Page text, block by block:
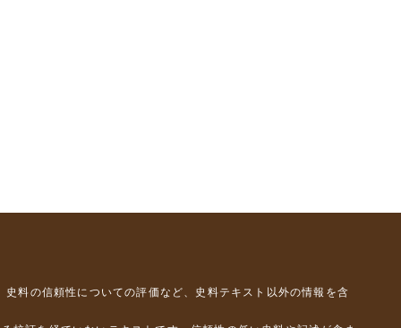
料の信頼性についての評価など、史料テキスト以外の情報を含